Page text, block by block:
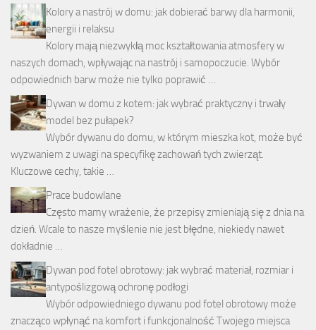
Kolory a nastrój w domu: jak dobierać barwy dla harmonii,
energii i relaksu
Kolory mają niezwykłą moc kształtowania atmosfery w
naszych domach, wpływając na nastrój i samopoczucie. Wybór
odpowiednich barw może nie tylko poprawić …
Dywan w domu z kotem: jak wybrać praktyczny i trwały
model bez pułapek?
Wybór dywanu do domu, w którym mieszka kot, może być
wyzwaniem z uwagi na specyfikę zachowań tych zwierząt.
Kluczowe cechy, takie …
Prace budowlane
Często mamy wrażenie, że przepisy zmieniają się z dnia na
dzień. Wcale to nasze myślenie nie jest błędne, niekiedy nawet
dokładnie …
Dywan pod fotel obrotowy: jak wybrać materiał, rozmiar i
antypoślizgową ochronę podłogi
Wybór odpowiedniego dywanu pod fotel obrotowy może
znacząco wpłynąć na komfort i funkcjonalność Twojego miejsca